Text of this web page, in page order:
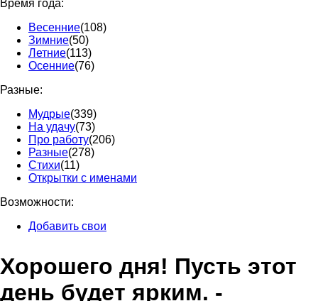
Время года:
Весенние(108)
Зимние(50)
Летние(113)
Осенние(76)
Разные:
Мудрые(339)
На удачу(73)
Про работу(206)
Разные(278)
Стихи(11)
Открытки с именами
Возможности:
Добавить свои
Хорошего дня! Пусть этот
день будет ярким. -